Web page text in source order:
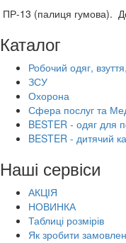
ПР-13 (палиця гумова).
Каталог
Робочий одяг,
ЗСУ
Охорона
Сфера послуг та
BESTER - одяг для
BESTER - дитячий
Наші сервіси
АКЦІЯ
НОВИНКА
Таблиці розмірів
Як зробити